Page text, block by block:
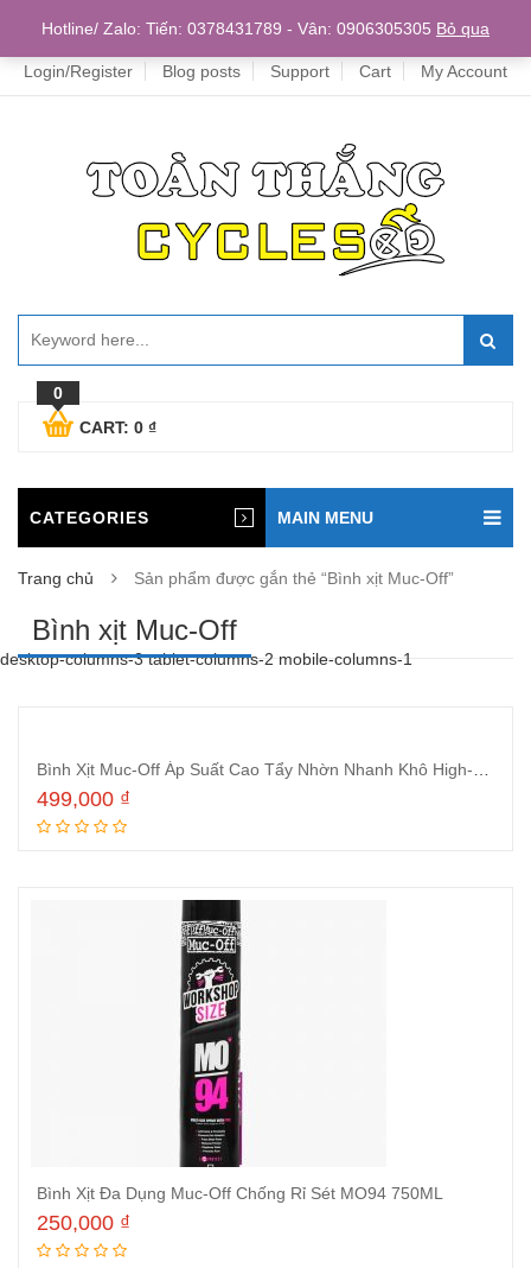
Home
Login/Register Blog posts Support Cart My Account
0
CART: 0 ₫
CATEGORIES MAIN MENU
Trang chủ Sản phẩm được gắn thẻ “Bình xịt Muc-Off”
Bình xịt Muc-Off
desktop-columns-3 tablet-columns-2 mobile-columns-1
499,000 ₫
Bình Xịt Đa Dụng Muc-Off Chống Rỉ Sét MO94 750ML
250,000 ₫
Hotline/ Zalo: Tiến: 0378431789 - Vân: 0906305305 Bỏ qua